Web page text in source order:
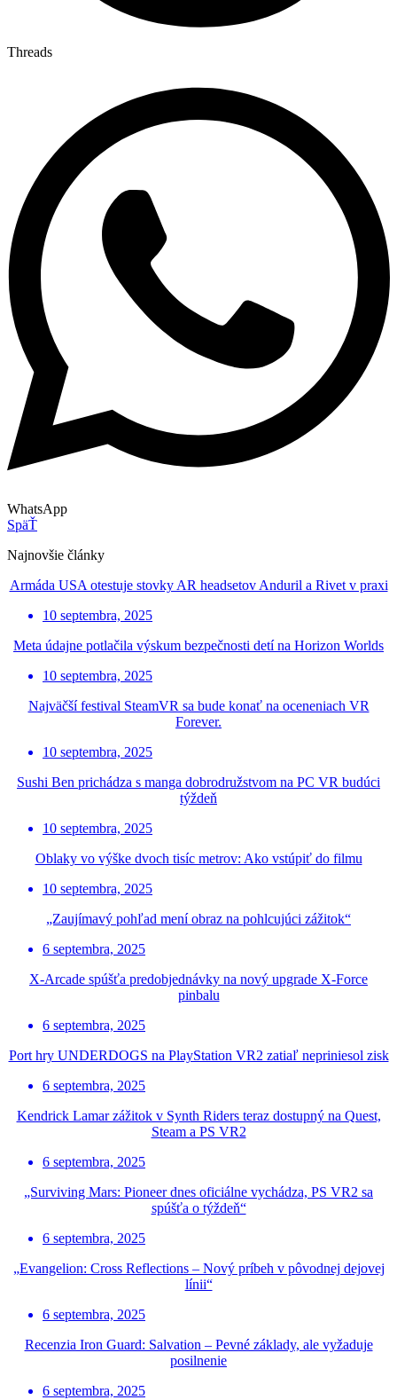
Threads
WhatsApp
SpäŤ
Najnovšie články
Armáda USA otestuje stovky AR headsetov Anduril a Rivet v praxi
10 septembra, 2025
Meta údajne potlačila výskum bezpečnosti detí na Horizon Worlds
10 septembra, 2025
Najväčší festival SteamVR sa bude konať na oceneniach VR
Forever.
10 septembra, 2025
Sushi Ben prichádza s manga dobrodružstvom na PC VR budúci
týždeň
10 septembra, 2025
Oblaky vo výške dvoch tisíc metrov: Ako vstúpiť do filmu
10 septembra, 2025
„Zaujímavý pohľad mení obraz na pohlcujúci zážitok“
6 septembra, 2025
X-Arcade spúšťa predobjednávky na nový upgrade X-Force
pinbalu
6 septembra, 2025
Port hry UNDERDOGS na PlayStation VR2 zatiaľ nepriniesol zisk
6 septembra, 2025
Kendrick Lamar zážitok v Synth Riders teraz dostupný na Quest,
Steam a PS VR2
6 septembra, 2025
„Surviving Mars: Pioneer dnes oficiálne vychádza, PS VR2 sa
spúšťa o týždeň“
6 septembra, 2025
„Evangelion: Cross Reflections – Nový príbeh v pôvodnej dejovej
línii“
6 septembra, 2025
Recenzia Iron Guard: Salvation – Pevné základy, ale vyžaduje
posilnenie
6 septembra, 2025